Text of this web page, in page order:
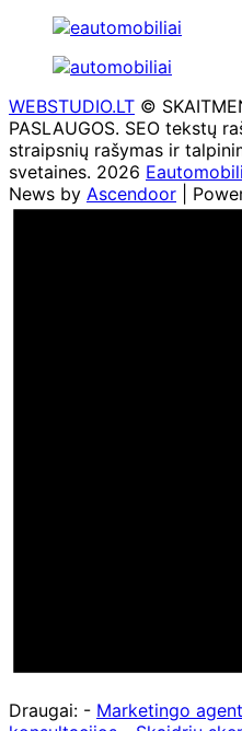
WEBSTUDIO.LT ©
PASLAUGOS. SEO tekstų
straipsnių rašymas ir
svetaines. 2026
News by Ascendoor |
Draugai: - Marketingo